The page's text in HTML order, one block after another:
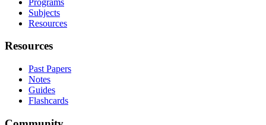
Subjects
Resources
Resources
Past Papers
Notes
Guides
Flashcards